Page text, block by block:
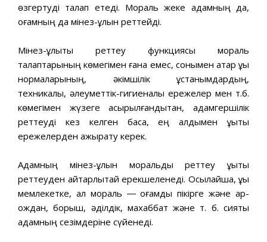
өзгертуді талап етеді. Мораль жеке адамның да,
қоғамның да мінез-құлқын реттейді.
Мінез-құлықты реттеу функциясы мораль
талаптарының көмегімен ғана емес, сонымен қатар құқық
нормаларының, әкімшілік ұстанымдардың,
техникалық, әлеуметтік-гигиеналық ережелер мен т.б.
көмегімен жүзеге асырылғандықтан, адамгершілік
реттеуді кез келген басқа, ең алдымен құқықтық
ережелерден ажырату керек.
Адамның мінез-құлқын моральдық реттеу құқықтық
реттеуден айтарлықтай ерекшеленеді. Осылайша, құқық
мемлекетке, ал мораль ― қоғамдық пікірге және ар-
ождан, борыш, әділдік, махаббат және т. б. сияқты
адамның сезімдеріне сүйенеді.